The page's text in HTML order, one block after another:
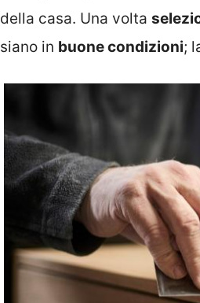
della casa. Una volta
siano in buone condizioni;